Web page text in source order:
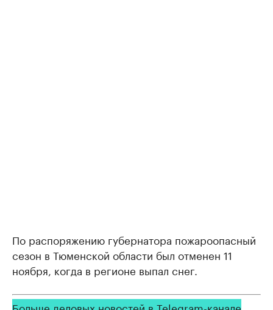
По распоряжению губернатора пожароопасный
сезон в Тюменской области был отменен 11
ноября, когда в регионе выпал снег.